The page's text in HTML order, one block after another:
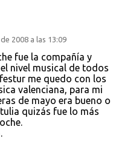
2008 a las 13:09
fue la compañía y
nivel musical de todos
me quedo con los
valenciana, para mi
de mayo era bueno o
quizás fue lo más